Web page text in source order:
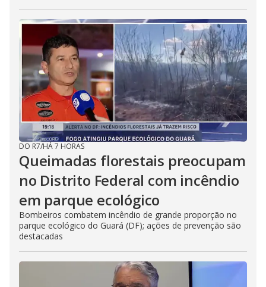
DO R7/HÁ 7 HORAS
Queimadas florestais preocupam
no Distrito Federal com incêndio
em parque ecológico
Bombeiros combatem incêndio de grande proporção no
parque ecológico do Guará (DF); ações de prevenção são
destacadas